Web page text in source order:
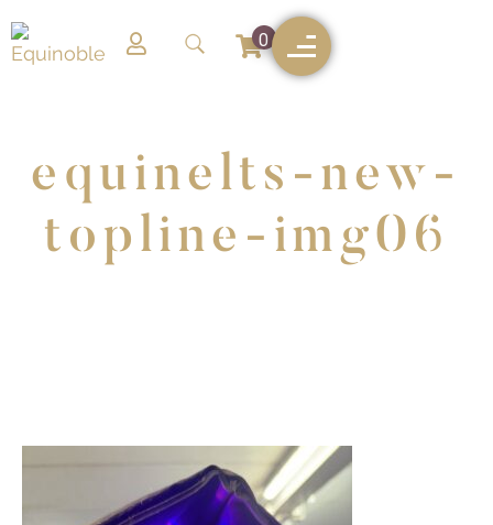
0
equinelts-new-
topline-img06